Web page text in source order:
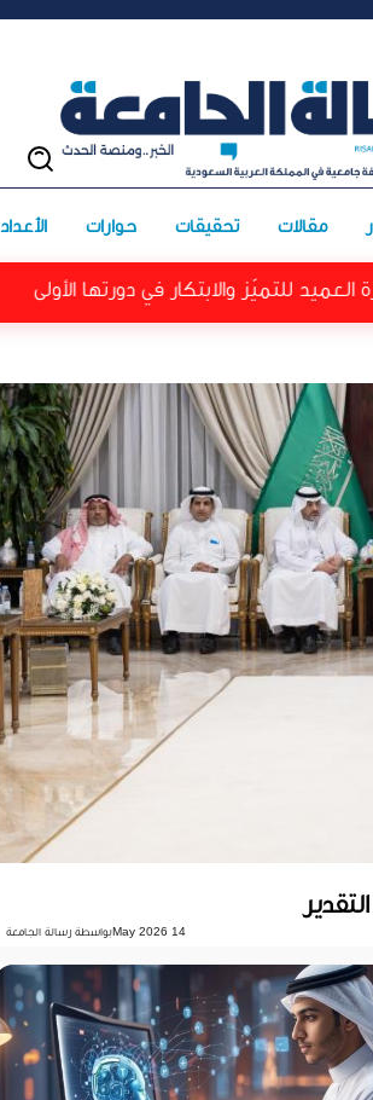
مقالات تحقيقات حوارات الأعداد PDF
والابتكار في دورتها الأولى
14 May 2026 بواسطة رسالة الجامعة